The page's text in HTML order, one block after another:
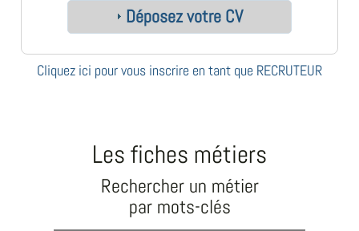
Déposez votre CV
Cliquez ici pour vous inscrire en tant que RECRUTEUR
Les fiches métiers
Rechercher un métier
par mots-clés